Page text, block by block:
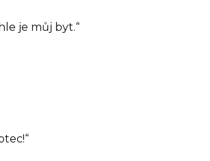
je můj byt.“